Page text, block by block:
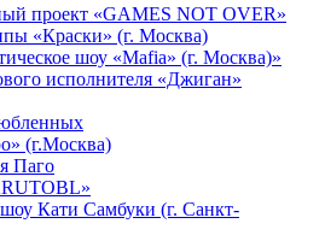
проект «GAMES NOT OVER»
«Краски» (г. Москва)
шоу «Mafia» (г. Москва)»
исполнителя «Джиган»
(г.Москва)
Паго
Кати Самбуки (г. Санкт-